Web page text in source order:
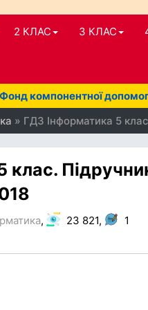
2 КЛАС 3 КЛАС
Фонд компонентної
» ГДЗ Інформатика 5
клас.
, 23 821, 1